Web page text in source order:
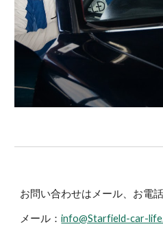
お問い合わせはメール、お電
メール：info@Starfield-car-